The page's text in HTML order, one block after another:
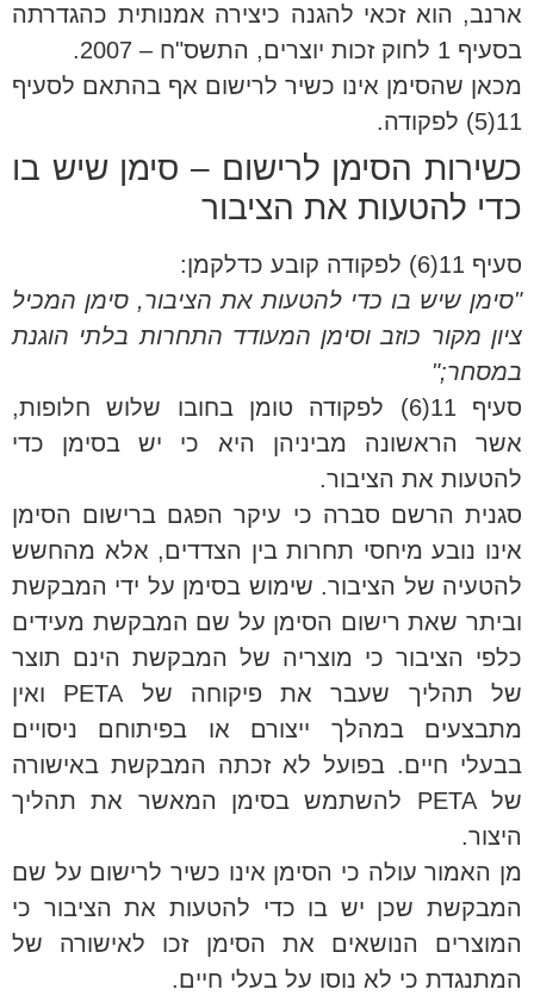
ארנב, הוא זכאי להגנה כיצירה אמנותית כהגדרתה
בסעיף 1 לחוק זכות יוצרים, התשס"ח – 2007.
מכאן שהסימן אינו כשיר לרישום אף בהתאם לסעיף
11(5) לפקודה.
כשירות הסימן לרישום – סימן שיש בו
כדי להטעות את הציבור
סעיף 11(6) לפקודה קובע כדלקמן:
"סימן שיש בו כדי להטעות את הציבור, סימן המכיל
ציון מקור כוזב וסימן המעודד התחרות בלתי הוגנת
במסחר;"
סעיף 11(6) לפקודה טומן בחובו שלוש חלופות,
אשר הראשונה מביניהן היא כי יש בסימן כדי
להטעות את הציבור.
סגנית הרשם סברה כי עיקר הפגם ברישום הסימן
אינו נובע מיחסי תחרות בין הצדדים, אלא מהחשש
להטעיה של הציבור. שימוש בסימן על ידי המבקשת
וביתר שאת רישום הסימן על שם המבקשת מעידים
כלפי הציבור כי מוצריה של המבקשת הינם תוצר
של תהליך שעבר את פיקוחה של PETA ואין
מתבצעים במהלך ייצורם או בפיתוחם ניסויים
בבעלי חיים. בפועל לא זכתה המבקשת באישורה
של PETA להשתמש בסימן המאשר את תהליך
היצור.
מן האמור עולה כי הסימן אינו כשיר לרישום על שם
המבקשת שכן יש בו כדי להטעות את הציבור כי
המוצרים הנושאים את הסימן זכו לאישורה של
המתנגדת כי לא נוסו על בעלי חיים.